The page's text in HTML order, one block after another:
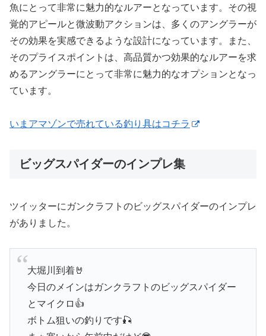
魚にとって非常に魅力的なルアーとなっています。その視
覚的アピールと微波動アクションは、多くのアングラーが
その効果を実感できるような設計になっています。また、
そのプライスポイントは、高品質かつ効果的なルアーを求
めるアングラーにとって非常に魅力的なオプションとなっ
ています。
いまアマゾンで売れている釣り具はコチラ
ビッグスパイダーのインプレ集
ツイッターにガンクラフトのビッグスパイダーのインプレ
がありました。
大堀川到着🤘
今日のメインはガンクラフトのビッグスパイダー
とマイクロ👍
ボトム狙いの釣りです🎣